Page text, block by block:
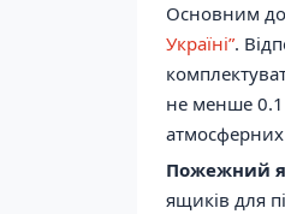
Основним
Україні”.
не менше 0.1
атмосферних
Пожежний
ящиків для